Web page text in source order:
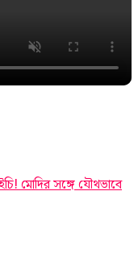
মোদির সঙ্গে যৌথভাবে